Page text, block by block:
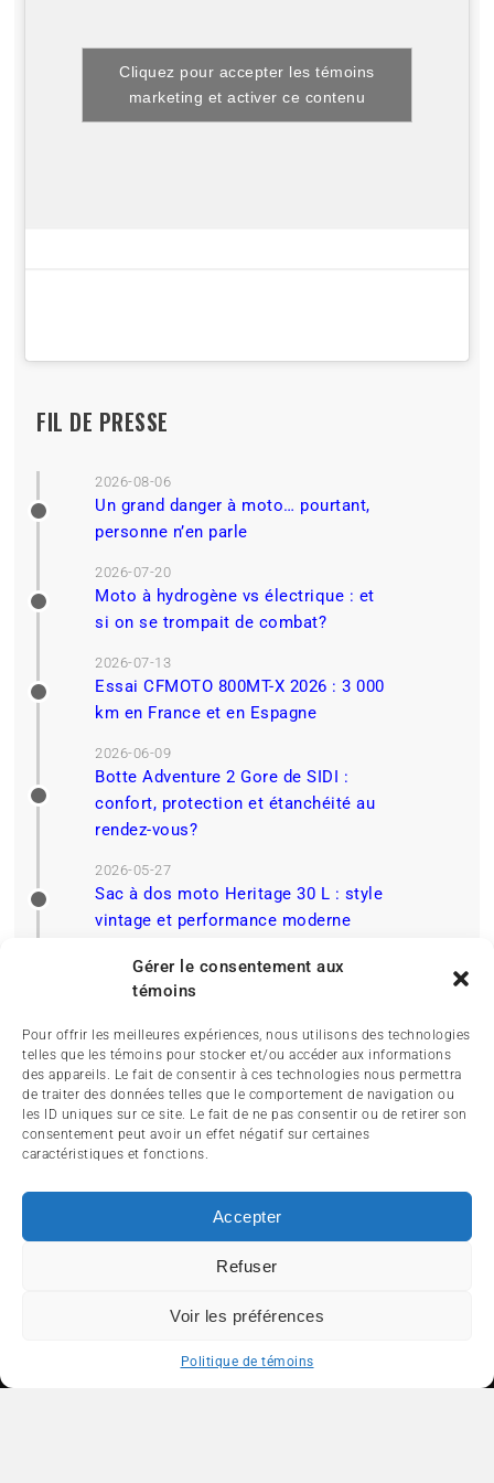
Gérer le consentement aux
témoins
Pour offrir les meilleures expériences, nous utilisons des technologies
telles que les témoins pour stocker et/ou accéder aux informations
des appareils. Le fait de consentir à ces technologies nous permettra
de traiter des données telles que le comportement de navigation ou
les ID uniques sur ce site. Le fait de ne pas consentir ou de retirer son
consentement peut avoir un effet négatif sur certaines
caractéristiques et fonctions.
Accepter
Refuser
Voir les préférences
Politique de témoins
Cliquez pour accepter les témoins
marketing et activer ce contenu
FIL DE PRESSE
2026-08-06
Un grand danger à moto… pourtant,
personne n’en parle
2026-07-20
Moto à hydrogène vs électrique : et
si on se trompait de combat?
2026-07-13
Essai CFMOTO 800MT-X 2026 : 3 000
km en France et en Espagne
2026-06-09
Botte Adventure 2 Gore de SIDI :
confort, protection et étanchéité au
rendez-vous?
2026-05-27
Sac à dos moto Heritage 30 L : style
vintage et performance moderne